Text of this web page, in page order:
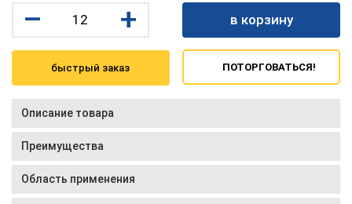
– + в корзину
быстрый заказ ПОТОРГОВАТЬСЯ!
Описание товара
Преимущества
Область применения